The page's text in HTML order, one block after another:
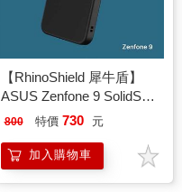
【RhinoShield 犀牛盾】
ASUS Zenfone 9 SolidSuit
經典防摔背蓋手機保護殼
800 特價 730 元
加入購物車